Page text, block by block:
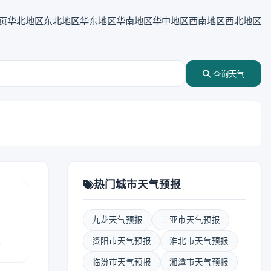
华北地区东北地区华东地区华南地区华中地区西南地区西北地区
查询天气
热门城市天气预报
九龙天气预报 三亚市天气预报
资阳市天气预报 淮北市天气预报
临汾市天气预报 湘潭市天气预报